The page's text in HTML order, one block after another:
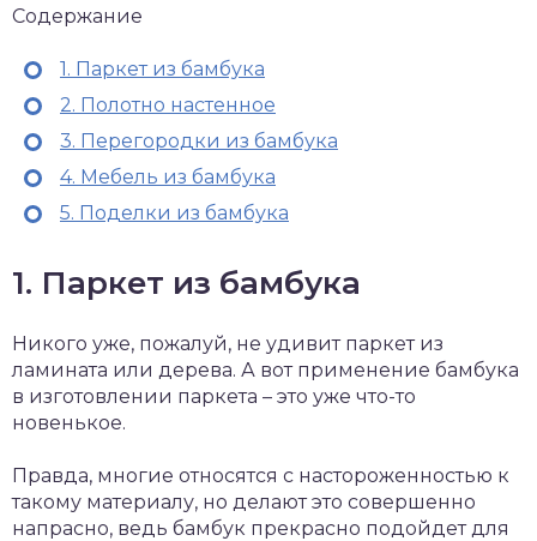
Содержание
1. Паркет из бамбука
2. Полотно настенное
3. Перегородки из бамбука
4. Мебель из бамбука
5. Поделки из бамбука
1. Паркет из бамбука
Никого уже, пожалуй, не удивит паркет из
ламината или дерева. А вот применение бамбука
в изготовлении паркета – это уже что-то
новенькое.
Правда, многие относятся с настороженностью к
такому материалу, но делают это совершенно
напрасно, ведь бамбук прекрасно подойдет для